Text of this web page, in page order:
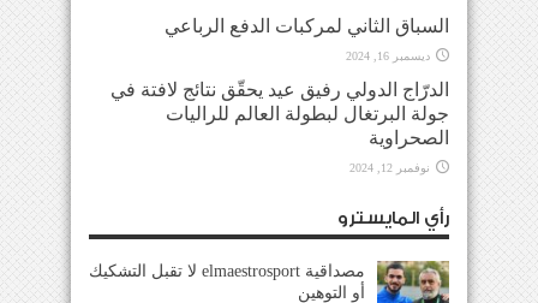
السباق الثاني لمركبات الدفع الرباعي
ديسمبر 16, 2024
الدرّاج الدولي رفيق عيد يحقّق نتائج لافتة في
جولة البرتغال لبطولة العالم للراليات
الصحراوية
نوفمبر 12, 2024
رأي المايسترو
مصداقية elmaestrosport لا تقبل التشكيك
أو التوهين